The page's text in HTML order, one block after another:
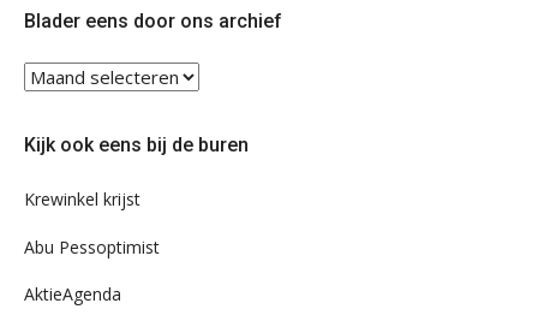
Blader eens door ons archief
Blader
ons
Kijk ook eens bij de buren
Krewinkel krijst
Abu Pessoptimist
AktieAgenda